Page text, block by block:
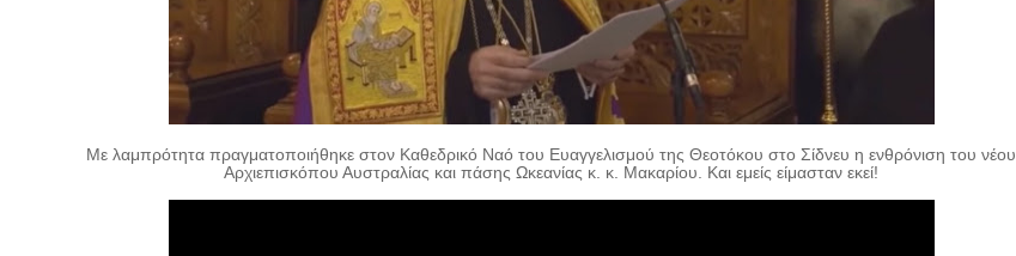
Με λαμπρότητα πραγματοποιήθηκε στον Καθεδρικό Ναό του Ευαγγελισμού της Θεοτόκου στο Σίδνευ η ενθρόνιση του νέου
Αρχιεπισκόπου Αυστραλίας και πάσης Ωκεανίας κ. κ. Μακαρίου. Και εμείς είμασταν εκεί!